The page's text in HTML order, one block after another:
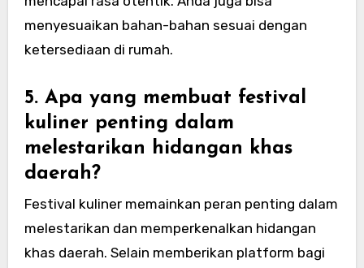
menyesuaikan bahan-bahan sesuai dengan
ketersediaan di rumah.
5. Apa yang membuat festival
kuliner penting dalam
melestarikan hidangan khas
daerah?
Festival kuliner memainkan peran penting dalam
melestarikan dan memperkenalkan hidangan
khas daerah. Selain memberikan platform bagi